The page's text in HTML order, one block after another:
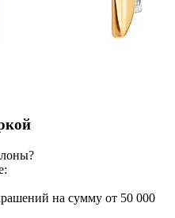
на сумму от 50 000